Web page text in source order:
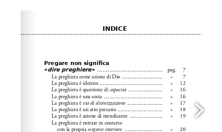
documentation.